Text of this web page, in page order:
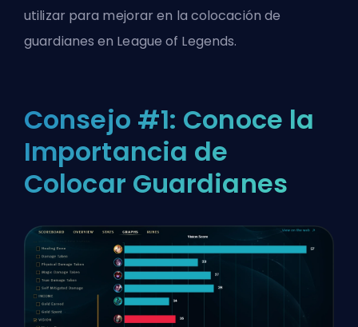
utilizar para mejorar en la colocación de
guardianes en League of Legends.
Consejo #1: Conoce la
Importancia de
Colocar Guardianes